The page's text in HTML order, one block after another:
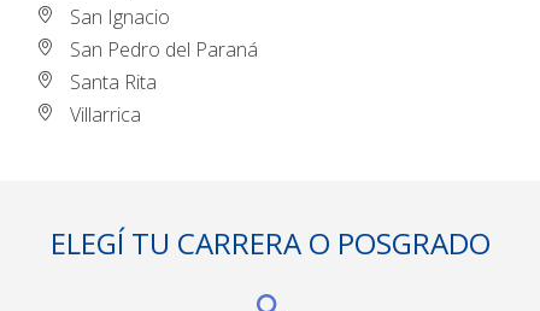
San Ignacio
San Pedro del Paraná
Santa Rita
Villarrica
ELEGÍ TU CARRERA O POSGRADO